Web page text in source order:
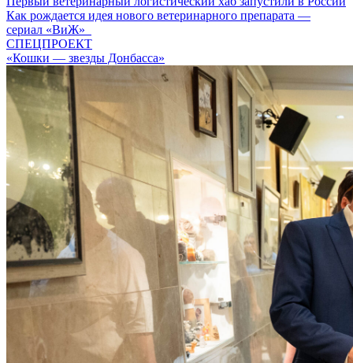
Как рождается идея нового ветеринарного препарата —
сериал «ВиЖ»
СПЕЦПРОЕКТ
«Кошки — звезды Донбасса»